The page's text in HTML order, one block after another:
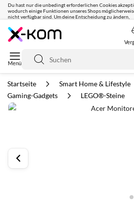
Du hast nur die unbedingt erforderlichen Cookies
wodurch einige Funktionen unseres Shops
nicht verfügbar sind. Um deine Entscheidung zu ändern,
Seit 8 Jahren für
Suche
Startseite
Smart Home & Lifestyle
Gaming-Gadgets
LEGO®-Steine